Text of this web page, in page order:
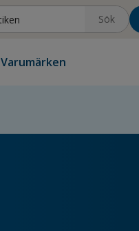
Sök
Varumärken